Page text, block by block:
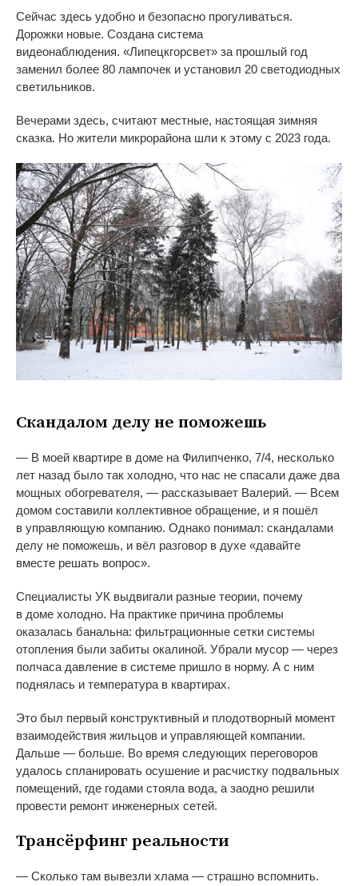
Сейчас здесь удобно и безопасно прогуливаться.
Дорожки новые. Создана система
видеонаблюдения. «Липецкгорсвет» за прошлый год
заменил более 80 лампочек и установил 20 светодиодных
светильников.
Вечерами здесь, считают местные, настоящая зимняя
сказка. Но жители микрорайона шли к этому с 2023 года.
Скандалом делу не поможешь
— В моей квартире в доме на Филипченко, 7/4, несколько
лет назад было так холодно, что нас не спасали даже два
мощных обогревателя, — рассказывает Валерий. — Всем
домом составили коллективное обращение, и я пошёл
в управляющую компанию. Однако понимал: скандалами
делу не поможешь, и вёл разговор в духе «давайте
вместе решать вопрос».
Специалисты УК выдвигали разные теории, почему
в доме холодно. На практике причина проблемы
оказалась банальна: фильтрационные сетки системы
отопления были забиты окалиной. Убрали мусор — через
полчаса давление в системе пришло в норму. А с ним
поднялась и температура в квартирах.
Это был первый конструктивный и плодотворный момент
взаимодействия жильцов и управляющей компании.
Дальше — больше. Во время следующих переговоров
удалось спланировать осушение и расчистку подвальных
помещений, где годами стояла вода, а заодно решили
провести ремонт инженерных сетей.
Трансёрфинг реальности
— Сколько там вывезли хлама — страшно вспомнить.